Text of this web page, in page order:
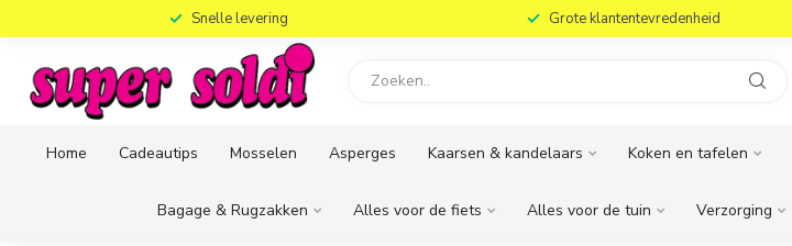
Snelle levering Grote klantentevredenheid
Home Cadeautips Mosselen Asperges Kaarsen & kandelaars Koken en tafelen
Bagage & Rugzakken Alles voor de fiets Alles voor de tuin Verzorging